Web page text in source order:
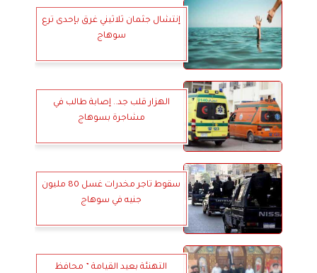
إنتشال جثمان ثلاثيني غرق بإحدى ترع
سوهاج
الهزار قلب جد.. إصابة طالب في
مشاجرة بسوهاج
سقوط تاجر مخدرات غسل 80 مليون
جنيه في سوهاج
التهنئة بعيد القيامة ” محافظ